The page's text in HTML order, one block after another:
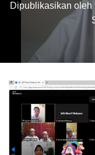
Dipublikasikan oleh